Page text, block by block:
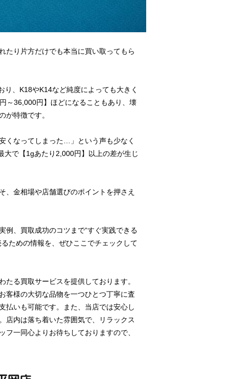
たり片方だけでも本当に買い取ってもら
、K18やK14など純度によっても大きく
～36,000円】ほどになることもあり、壊
が特徴です。
くなってしまった…」という声も少なく
大で【1gあたり2,000円】以上の差が生じ
、金相場や店舗選びのポイントを押さえ
例、買取成功のコツまで“すぐ実践できる
ための情報を、ぜひここでチェックして
たる買取サービスを提供しております。
客様の大切な品物を一つひとつ丁寧に査
払いも可能です。また、当店では安心し
店内は落ち着いた雰囲気で、リラックス
一同心よりお待ちしておりますので、